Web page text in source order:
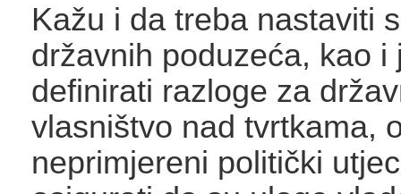
Kažu i da treba nastaviti
državnih poduzeća, kao i
definirati razloge za
vlasništvo nad tvrtkama,
neprimjereni politički